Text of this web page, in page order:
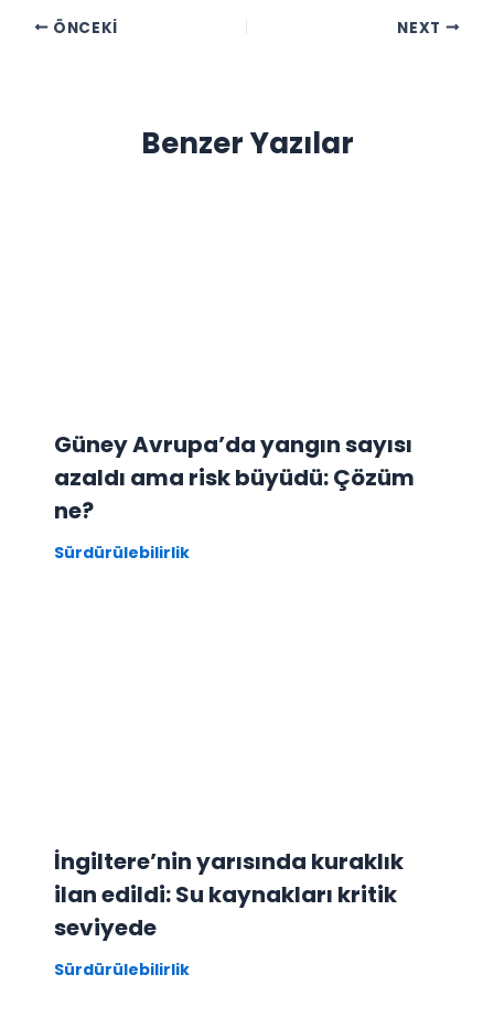
ÖNCEKI NEXT
Benzer Yazılar
Güney Avrupa’da yangın sayısı
azaldı ama risk büyüdü: Çözüm
ne?
Sürdürülebilirlik
İngiltere’nin yarısında kuraklık
ilan edildi: Su kaynakları kritik
seviyede
Sürdürülebilirlik